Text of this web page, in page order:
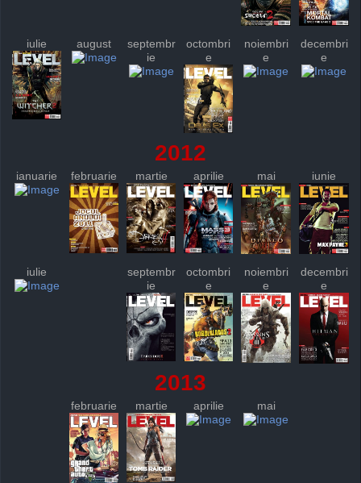
iulie august
septembr
ie
octombri
e
noiembri
e
decembri
e
2012
ianuarie februarie martie aprilie mai iunie
iulie
septembr
ie
octombri
e
noiembri
e
decembri
e
2013
februarie martie aprilie mai